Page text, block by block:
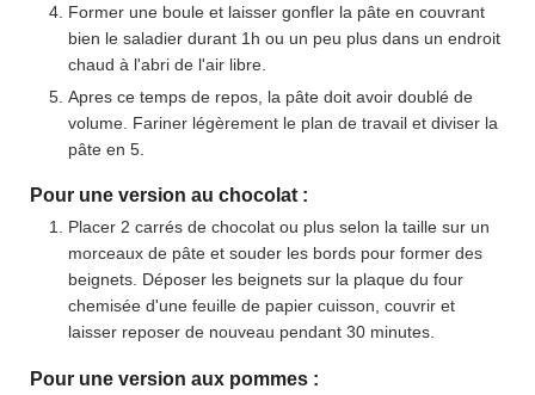
Former une boule et laisser gonfler la pâte en couvrant
bien le saladier durant 1h ou un peu plus dans un endroit
chaud à l'abri de l'air libre.
Apres ce temps de repos, la pâte doit avoir doublé de
volume. Fariner légèrement le plan de travail et diviser la
pâte en 5.
Pour une version au chocolat :
Placer 2 carrés de chocolat ou plus selon la taille sur un
morceaux de pâte et souder les bords pour former des
beignets. Déposer les beignets sur la plaque du four
chemisée d'une feuille de papier cuisson, couvrir et
laisser reposer de nouveau pendant 30 minutes.
Pour une version aux pommes :